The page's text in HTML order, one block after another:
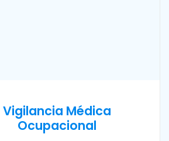
Vigilancia Médica
Ocupacional